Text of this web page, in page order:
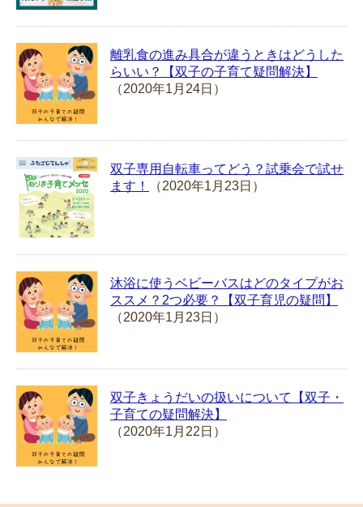
離乳食の進み具合が違うときはどうした
らいい？【双子の子育て疑問解決】
（2020年1月24日）
双子専用自転車ってどう？試乗会で試せ
ます！
（2020年1月23日）
沐浴に使うベビーバスはどのタイプがお
ススメ？2つ必要？【双子育児の疑問】
（2020年1月23日）
双子きょうだいの扱いについて【双子・
子育ての疑問解決】
（2020年1月22日）